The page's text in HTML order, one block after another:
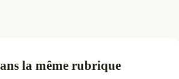
la même rubrique